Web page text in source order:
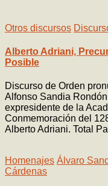
Otros discursos
Alberto Adriani,
Posible
Discurso de Orden
Alfonso Sandia
expresidente de la
Conmemoración del
Alberto Adriani. Total
Homenajes Álvaro
Cárdenas